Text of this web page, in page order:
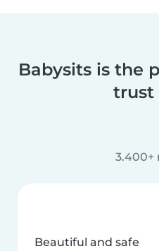
Babysits is the
trust
3.400+
Beautiful and safe